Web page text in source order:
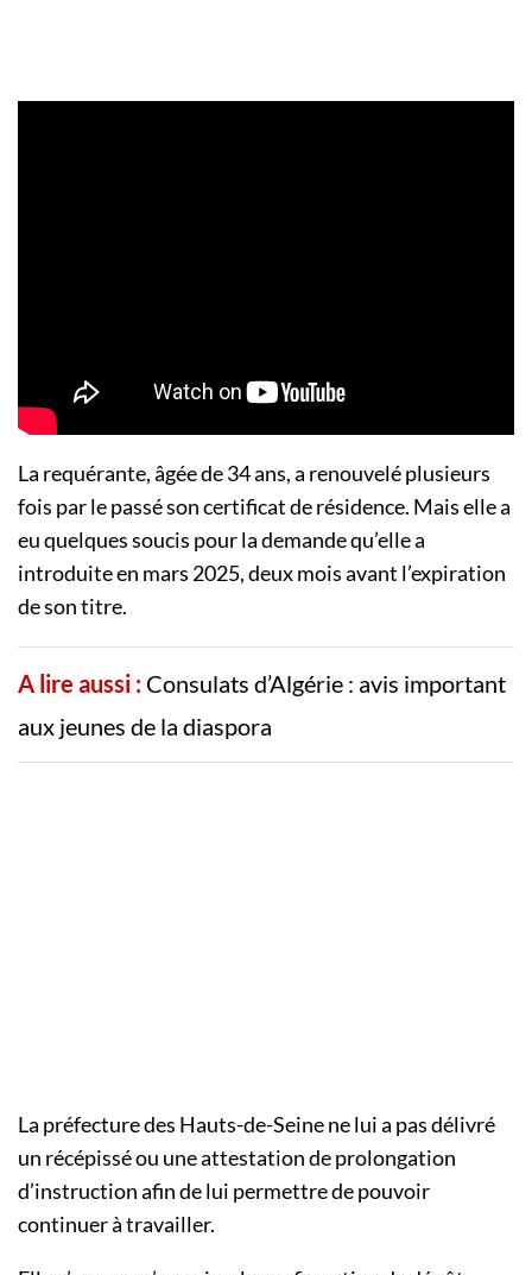
La requérante, âgée de 34 ans, a renouvelé plusieurs
fois par le passé son certificat de résidence. Mais elle a
eu quelques soucis pour la demande qu’elle a
introduite en mars 2025, deux mois avant l’expiration
de son titre.
A lire aussi : Consulats d’Algérie : avis important
aux jeunes de la diaspora
La préfecture des Hauts-de-Seine ne lui a pas délivré
un récépissé ou une attestation de prolongation
d’instruction afin de lui permettre de pouvoir
continuer à travailler.